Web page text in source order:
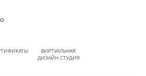
ВИРТУАЛЬНАЯ
ДИЗАЙН СТУДИЯ